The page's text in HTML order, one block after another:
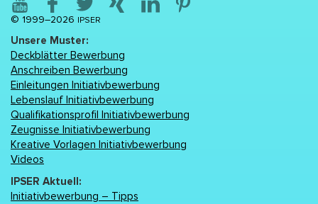
© 1999–2026 IPSER
Unsere Muster:
Deckblätter Bewerbung
Anschreiben Bewerbung
Einleitungen Initiativbewerbung
Lebenslаuf Initiativbewerbung
Qualifikationsprofil Initiativbewerbung
Zeugnisse Initiativbewerbung
Kreative Vorlagen Initiativbewerbung
Videos
IPSER Aktuell:
Initiativbewerbung – Tipps